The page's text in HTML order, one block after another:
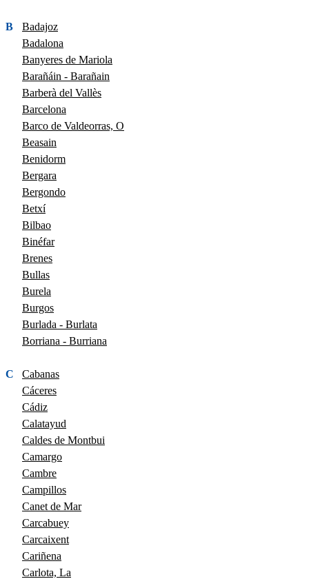
B
Badajoz
Badalona
Banyeres de Mariola
Barañáin - Barañain
Barberà del Vallès
Barcelona
Barco de Valdeorras, O
Beasain
Benidorm
Bergara
Bergondo
Betxí
Bilbao
Binéfar
Brenes
Bullas
Burela
Burgos
Burlada - Burlata
Borriana - Burriana
C
Cabanas
Cáceres
Cádiz
Calatayud
Caldes de Montbui
Camargo
Cambre
Campillos
Canet de Mar
Carcabuey
Carcaixent
Cariñena
Carlota, La